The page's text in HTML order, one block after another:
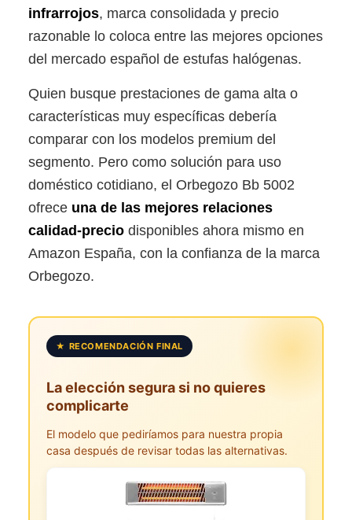
infrarrojos, marca consolidada y precio
razonable lo coloca entre las mejores opciones
del mercado español de estufas halógenas.
Quien busque prestaciones de gama alta o
características muy específicas debería
comparar con los modelos premium del
segmento. Pero como solución para uso
doméstico cotidiano, el Orbegozo Bb 5002
ofrece una de las mejores relaciones
calidad-preciodisponibles ahora mismo en
Amazon España, con la confianza de la marca
Orbegozo.
★ RECOMENDACIÓN FINAL
La elección segura si no quieres
complicarte
El modelo que pediríamos para nuestra propia
casa después de revisar todas las alternativas.